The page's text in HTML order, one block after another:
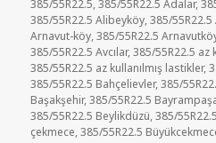
385/55R22.5,385/55R22.5 Adalar,
385/55R22.5 Alibeyköy,385/
Arnavut-köy,385/55R22.5
385/55R22.5 Avcılar,385/55R22.5 az
385/55R22.5 az kullanılmış lastikler,
385/55R22.5 Bahçelievler,385/
Başakşehir,385/55R22.5
385/55R22.5 Beylikdüzü,385/
çekmece,385/55R22.5